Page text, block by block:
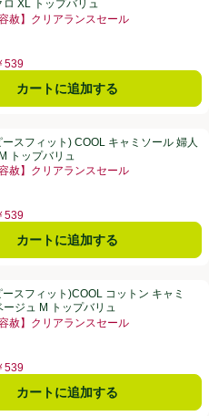
ロ XL トップバリュ
赦】クリアランスセール
539
カートに追加する
キャミソール 婦人 オフホワイトM
スフィット) COOL キャミソール 婦人
トップバリュ
赦】クリアランスセール
539
カートに追加する
ットン キャミソール 婦人 ベー
ースフィット)COOL コットン キャミ
ージュ M トップバリュ
赦】クリアランスセール
539
カートに追加する